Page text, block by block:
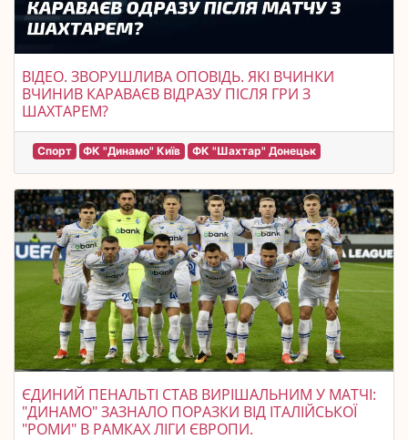
ВІДЕО. ЗВОРУШЛИВА ОПОВІДЬ. ЯКІ ВЧИНКИ
ВЧИНИВ КАРАВАЄВ ВІДРАЗУ ПІСЛЯ ГРИ З
ШАХТАРЕМ?
Спорт ФК "Динамо" Київ ФК "Шахтар" Донецьк
ЄДИНИЙ ПЕНАЛЬТІ СТАВ ВИРІШАЛЬНИМ У МАТЧІ:
"ДИНАМО" ЗАЗНАЛО ПОРАЗКИ ВІД ІТАЛІЙСЬКОЇ
"РОМИ" В РАМКАХ ЛІГИ ЄВРОПИ.